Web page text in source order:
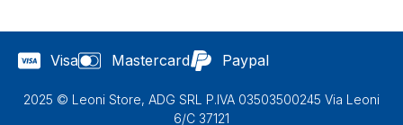
Visa Mastercard Paypal
2025 © Leoni Store, ADG SRL P.IVA 03503500245 Via Leoni
6/C 37121